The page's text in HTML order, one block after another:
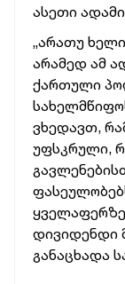
ასეთი
„არათუ
არამედ ამ
ქართული
ვხედავთ,
უფსკრული,
დივიდენდი
განაცხადა